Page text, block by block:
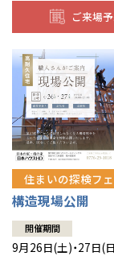
ご来場
住まいの探検フ
構造現場公開
開催期間
9月26日(土)・27日(